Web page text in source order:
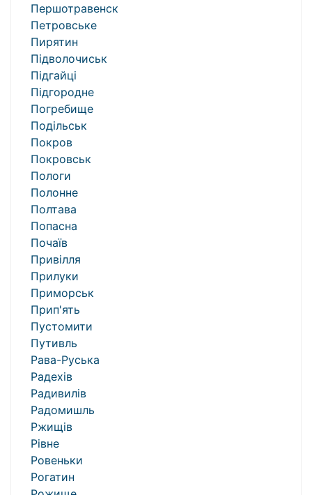
Першотравенск
Петровське
Пирятин
Підволочиськ
Підгайці
Підгородне
Погребище
Подільськ
Покров
Покровськ
Пологи
Полонне
Полтава
Попасна
Почаїв
Привілля
Прилуки
Приморськ
Прип'ять
Пустомити
Путивль
Рава-Руська
Радехів
Радивилів
Радомишль
Ржищів
Рівне
Ровеньки
Рогатин